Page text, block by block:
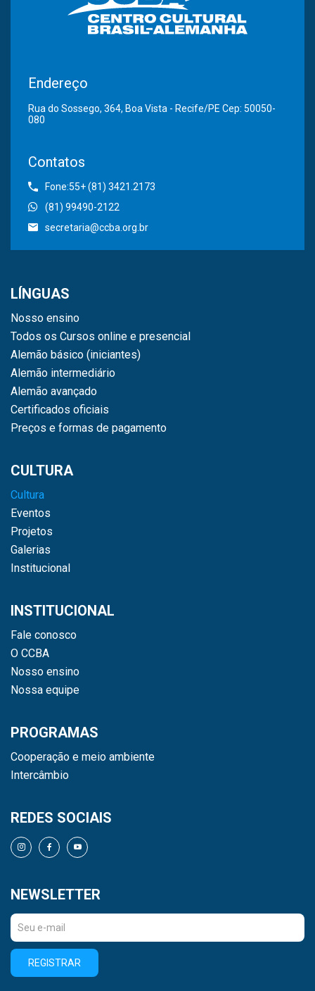
Endereço
Rua do Sossego, 364, Boa Vista - Recife/PE Cep: 50050-
080
Contatos
Fone:55+ (81) 3421.2173
(81) 99490-2122
secretaria@ccba.org.br
LÍNGUAS
Nosso ensino
Todos os Cursos online e presencial
Alemão básico (iniciantes)
Alemão intermediário
Alemão avançado
Certificados oficiais
Preços e formas de pagamento
CULTURA
Cultura
Eventos
Projetos
Galerias
Institucional
INSTITUCIONAL
Fale conosco
O CCBA
Nosso ensino
Nossa equipe
PROGRAMAS
Cooperação e meio ambiente
Intercâmbio
REDES SOCIAIS
NEWSLETTER
REGISTRAR